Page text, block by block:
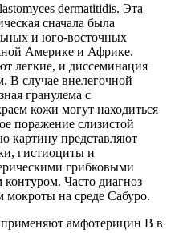
dermatitidis. Эта
сначала была
и юго-восточных
Америке и Африке.
легкие, и диссеминация
В случае внелегочной
гранулема с
кожи могут находиться
поражение слизистой
картину представляют
гистиоциты и
грибковыми
Часто диагноз
мокроты на среде Сабуро.
амфотерицин В в